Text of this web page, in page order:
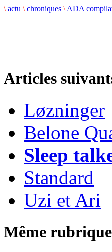
\ actu \ chroniques \ ADA
Articles
Løzninger
Belone
Sleep
Standard
Uzi et Ari
Même rubrique